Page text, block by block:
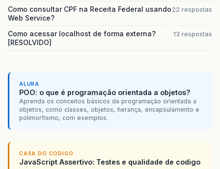
Como consultar CPF na Receita Federal usando
Web Service?
22 respostas
Como acessar localhost de forma externa?
[RESOLVIDO]
13 respostas
ALURA
POO: o que é programação orientada a objetos?
Aprenda os conceitos básicos da programação orientada a
objetos, como classes, objetos, herança, encapsulamento e
polimorfismo, com exemplos.
CASA DO CODIGO
JavaScript Assertivo: Testes e qualidade de codigo